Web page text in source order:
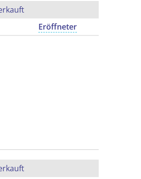
Eröffneter